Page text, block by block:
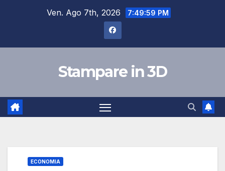
Ven. Ago 7th, 2026 7:50:00 PM
Stampare in 3D
ECONOMIA